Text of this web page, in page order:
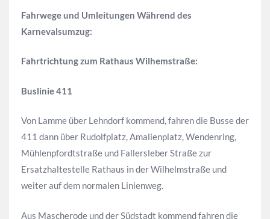
Fahrwege und Umleitungen Während des
Karnevalsumzug:
Fahrtrichtung zum Rathaus Wilhemstraße:
Buslinie 41 1
Von Lamme über Lehndorf kommend, fahren die Busse der
411 dann über Rudolfplatz, Amalienplatz, Wendenring,
Mühlenpfordtstraße und Fallersleber Straße zur
Ersatzhaltestelle Rathaus in der Wilhelmstraße und
weiter auf dem normalen Linienweg.
Aus Mascherode und der Südstadt kommend fahren die